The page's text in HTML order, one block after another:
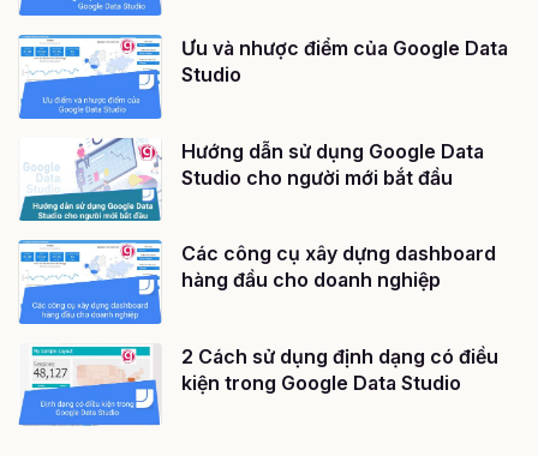
Ưu và nhược điểm của Google Data
Studio
Hướng dẫn sử dụng Google Data
Studio cho người mới bắt đầu
Các công cụ xây dựng dashboard
hàng đầu cho doanh nghiệp
2 Cách sử dụng định dạng có điều
kiện trong Google Data Studio